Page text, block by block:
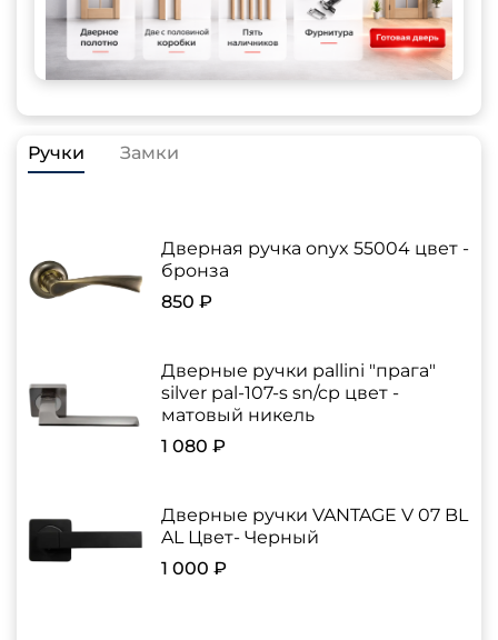
Ручки Замки
Дверная ручка onyx 55004 цвет -
бронза
850 ₽
Дверные ручки pallini "прага"
silver pal-107-s sn/cp цвет -
матовый никель
1 080 ₽
Дверные ручки VANTAGE V 07 BL
AL Цвет- Черный
1 000 ₽